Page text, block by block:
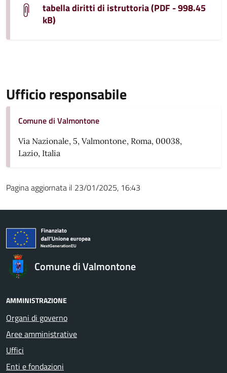
tabella diritti di istruttoria (PDF - 998.45
kB)
Ufficio responsabile
Comune di Valmontone
Via Nazionale, 5, Valmontone, Roma, 00038,
Lazio, Italia
Pagina aggiornata il 23/01/2025, 16:43
Comune di Valmontone
AMMINISTRAZIONE
Organi di governo
Aree amministrative
Uffici
Enti e fondazioni